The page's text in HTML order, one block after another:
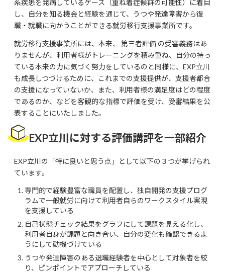
系疾患を発病しているケース（重ね着症候群の可能性）に着目
し、自分を知る機会と経験を通じて、うつや発達障害から復
職・就職に向かうことができる就労移行支援事業所です。
就労移行支援事業所には、本来、 第三者評価 の受審義務はあ
りませんが、利用者様がトレーニングを積み重ね、自分の持っ
ている本来の力に気づく努力をしているのと同様に、EXP立川
も成長しつづけるために、これまでの支援提供が、支援者都合
の支援になっていないか、また、利用者様の満足度はどの程度
であるのか、などを客観的な指標で評価を受け、受審結果を公
表することにいたしました。
EXP立川に対する評価講評を一部紹介
EXP立川の「特に良いと思う点」として以下の３つが挙げられ
ています。
専門的で経験豊富な職員を配置し、独自開発の支援プログ
ラムで一般就労に向けて利用者自らのワークスタイル実現
を支援している
自己状態チェック結果をグラフにして課題を見える化し、
利用者自身が課題と向き合い、自分の変化も確認できるよ
うにして動機づけている
うつや発達障害のある退職経験者を中心として対象者を絞
り、ピンポイントでアプローチしている